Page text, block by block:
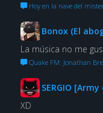
Hoy en la nave del
Bonox (El
La música no me
Quake FM: Jonathan
SERGIO
XD